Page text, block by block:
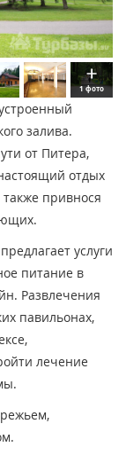
1 фото
залива.
от Питера,
отдых
привнося
услуги
питание в
Развлечения
павильонах,
лечение